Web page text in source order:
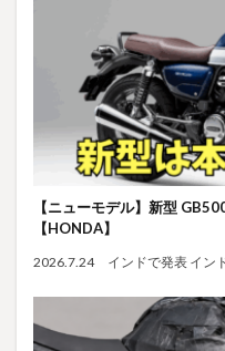
【ニューモデル】新型
【HONDA】
2026.7.24 インドで発表 イン